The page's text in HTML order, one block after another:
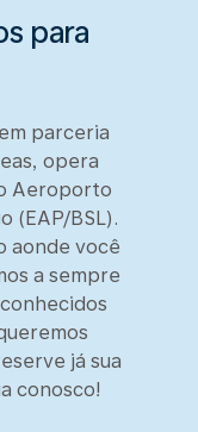
para
parceria
opera
Aeroporto
(EAP/BSL).
aonde você
a sempre
já sua
conosco!